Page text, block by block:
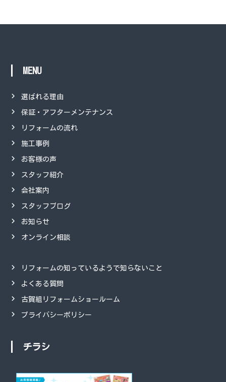
MENU
選ばれる理由
保証・アフターメンテナンス
リフォームの流れ
施工事例
お客様の声
スタッフ紹介
会社案内
スタッフブログ
お知らせ
オンライン相談
リフォームの知っているようで知らないこと
よくある質問
古賀組リフォームショールーム
プライバシーポリシー
チラシ